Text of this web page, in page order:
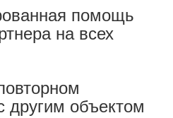
помощь
на всех
другим объектом